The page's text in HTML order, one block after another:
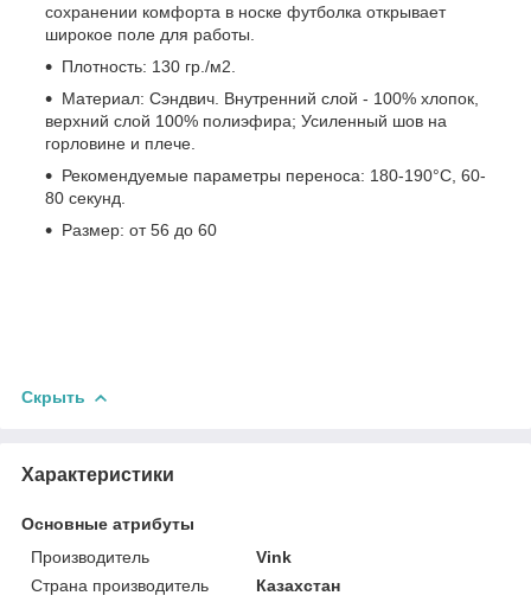
сохранении комфорта в носке футболка открывает
широкое поле для работы.
Плотность: 130 гр./м2.
Материал: Сэндвич. Внутренний слой - 100% хлопок,
верхний слой 100% полиэфира; Усиленный шов на
горловине и плече.
Рекомендуемые параметры переноса: 180-190°C, 60-
80 секунд.
Размер: от 56 до 60
Скрыть
Характеристики
Основные атрибуты
Производитель
Vink
Страна производитель
Казахстан